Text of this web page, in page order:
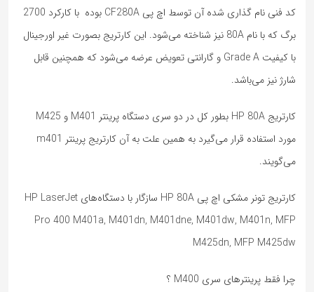
کد فنی نام گذاری شده آن توسط اچ پی CF280A بوده با کارکرد 2700
برگ که با نام 80A نیز شناخته می‌شود. این کارتریج بصورت غیر اورجینال
با کیفیت Grade A و گارانتی تعویض عرضه می‌شود که همچنین قابل
شارژ نیز می‌باشد.
کارتریج HP 80A بطور کل در دو سری دستگاه پرینتر M401 و M425
مورد استفاده قرار می‌گیرد به همین علت به آن کارتریج پرینتر m401
می‌گویند.
کارتریج تونر مشکی اچ پی HP 80A سازگار با دستگاه‌های HP LaserJet
Pro 400 M401a, M401dn, M401dne, M401dw, M401n, MFP
M425dn, MFP M425dw
چرا فقط پرینترهای سری M400 ؟